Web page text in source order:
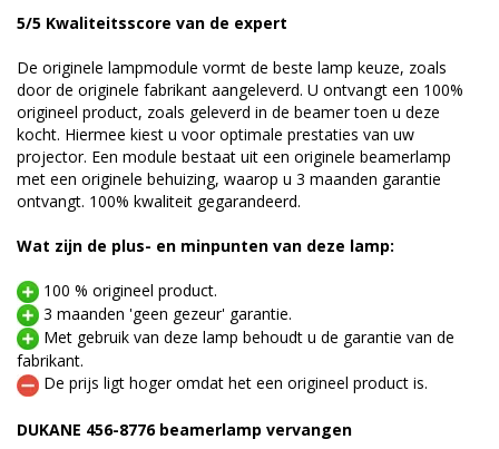
5/5 Kwaliteitsscore van de expert
De originele lampmodule vormt de beste lamp keuze, zoals
door de originele fabrikant aangeleverd. U ontvangt een 100%
origineel product, zoals geleverd in de beamer toen u deze
kocht. Hiermee kiest u voor optimale prestaties van uw
projector. Een module bestaat uit een originele beamerlamp
met een originele behuizing, waarop u 3 maanden garantie
ontvangt. 100% kwaliteit gegarandeerd.
Wat zijn de plus- en minpunten van deze lamp:
100 % origineel product.
3 maanden 'geen gezeur' garantie.
Met gebruik van deze lamp behoudt u de garantie van de
fabrikant.
De prijs ligt hoger omdat het een origineel product is.
DUKANE 456-8776 beamerlamp vervangen